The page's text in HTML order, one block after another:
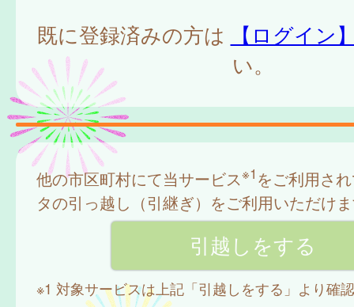
既に登録済みの方は
【ログイン
い。
他の市区町村にて当サービス※1 をご利用さ
タの引っ越し（引継ぎ）をご利用いただけ
※1 対象サービスは上記「引越しをする」より確